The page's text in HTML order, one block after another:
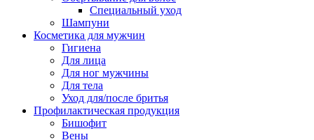
Специальный уход
Шампуни
Косметика для мужчин
Гигиена
Для лица
Для ног мужчины
Для тела
Уход для/после бритья
Профилактическая продукция
Бишофит
Вены